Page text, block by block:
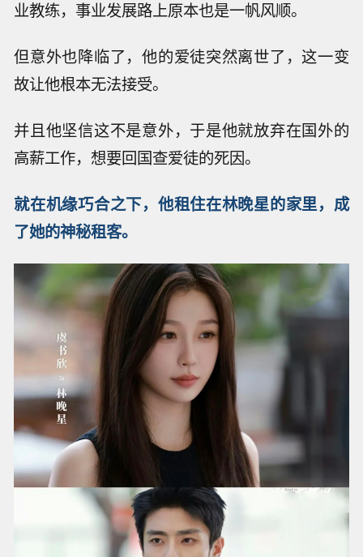
业教练，事业发展路上原本也是一帆风顺。
但意外也降临了，他的爱徒突然离世了，这一变
故让他根本无法接受。
并且他坚信这不是意外，于是他就放弃在国外的
高薪工作，想要回国查爱徒的死因。
就在机缘巧合之下，他租住在林晚星的家里，成
了她的神秘租客。